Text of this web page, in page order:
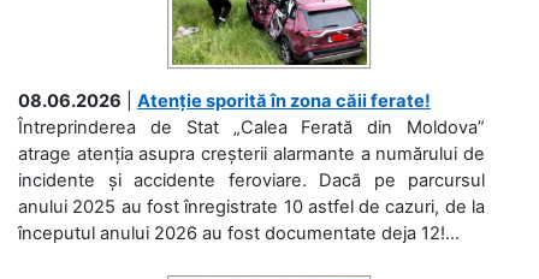
08.06.2026
Atenție sporită în zona căii ferate!
Întreprinderea de Stat „Calea Ferată din Moldova”
atrage atenția asupra creșterii alarmante a numărului de
incidente și accidente feroviare. Dacă pe parcursul
anului 2025 au fost înregistrate 10 astfel de cazuri, de la
începutul anului 2026 au fost documentate deja 12!...